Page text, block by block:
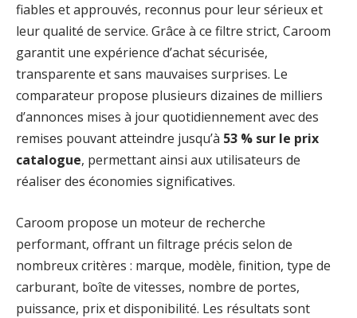
fiables et approuvés, reconnus pour leur sérieux et
leur qualité de service. Grâce à ce filtre strict, Caroom
garantit une expérience d’achat sécurisée,
transparente et sans mauvaises surprises. Le
comparateur propose plusieurs dizaines de milliers
d’annonces mises à jour quotidiennement avec des
remises pouvant atteindre jusqu’à 53 % sur le prix
catalogue, permettant ainsi aux utilisateurs de
réaliser des économies significatives.
Caroom propose un moteur de recherche
performant, offrant un filtrage précis selon de
nombreux critères : marque, modèle, finition, type de
carburant, boîte de vitesses, nombre de portes,
puissance, prix et disponibilité. Les résultats sont